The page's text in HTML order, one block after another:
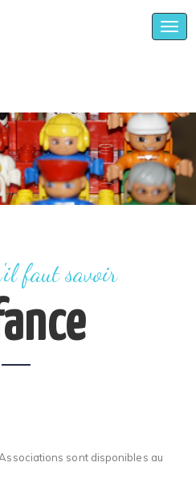
faut savoir
sont disponibles au